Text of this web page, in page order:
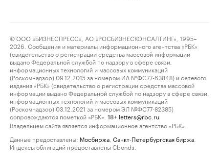
© ООО «БИЗНЕСПРЕСС», АО «РОСБИЗНЕСКОНСАЛТИНГ», 1995–
2026. Сообщения и материалы информационного агентства «РБК»
(свидетельство о регистрации средства массовой информации
выдано Федеральной службой по надзору в сфере связи,
информационных технологий и массовых коммуникаций
(Роскомнадзор) 09.12.2015 за номером ИА №ФС77-63848) и сетевого
издания «РБК» (свидетельство о регистрации средства массовой
информации выдано Федеральной службой по надзору в сфере связи,
информационных технологий и массовых коммуникаций
(Роскомнадзор) 03.12.2021 за номером ЭЛ №ФС77-82385)
сопровождаются пометкой «РБК».
18+ letters@rbc.ru
Владельцем сайта является информационное агентство «РБК».
Данные предоставлены: Мосбиржа Санкт-Петербургская биржа
Индексы облигаций предоставлены Cbonds.